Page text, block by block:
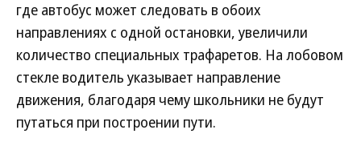
где автобус может следовать в обоих
направлениях с одной остановки, увеличили
количество специальных трафаретов. На лобовом
стекле водитель указывает направление
движения, благодаря чему школьники не будут
путаться при построении пути.